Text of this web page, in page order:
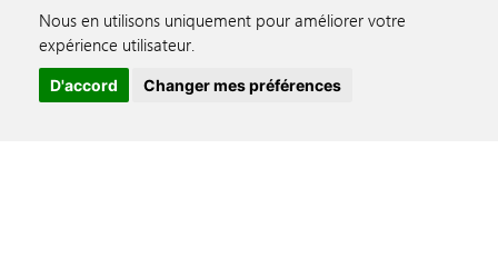
Nous en utilisons uniquement pour améliorer votre
expérience utilisateur.
D'accord Changer mes préférences
Une Question ?
accessible